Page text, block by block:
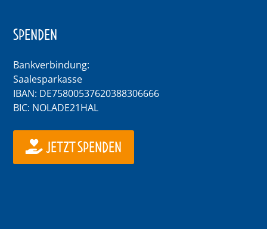
SPENDEN
Bankverbindung:
Saalesparkasse
IBAN: DE75800537620388306666
BIC: NOLADE21HAL
JETZT SPENDEN